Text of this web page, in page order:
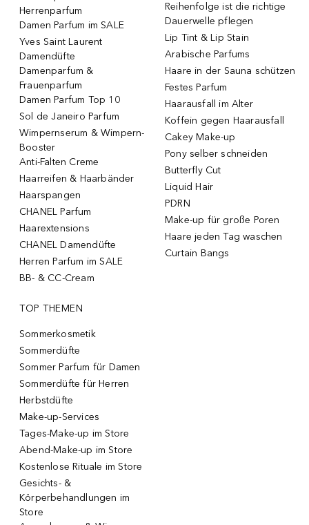
Herrenparfum
Damen Parfum im SALE
Yves Saint Laurent
Damendüfte
Damenparfum &
Frauenparfum
Damen Parfum Top 10
Sol de Janeiro Parfum
Wimpernserum & Wimpern-
Booster
Anti-Falten Creme
Haarreifen & Haarbänder
Haarspangen
CHANEL Parfum
Haarextensions
CHANEL Damendüfte
Herren Parfum im SALE
BB- & CC-Cream
Reihenfolge ist die richtige
Dauerwelle pflegen
Lip Tint & Lip Stain
Arabische Parfums
Haare in der Sauna schützen
Festes Parfum
Haarausfall im Alter
Koffein gegen Haarausfall
Cakey Make-up
Pony selber schneiden
Butterfly Cut
Liquid Hair
PDRN
Make-up für große Poren
Haare jeden Tag waschen
Curtain Bangs
TOP THEMEN
Sommerkosmetik
Sommerdüfte
Sommer Parfum für Damen
Sommerdüfte für Herren
Herbstdüfte
Make-up-Services
Tages-Make-up im Store
Abend-Make-up im Store
Kostenlose Rituale im Store
Gesichts- &
Körperbehandlungen im
Store